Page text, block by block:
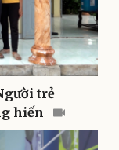
máy
trẻ
hiến